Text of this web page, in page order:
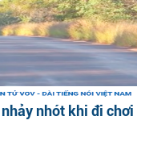
nhót khi đi chơi